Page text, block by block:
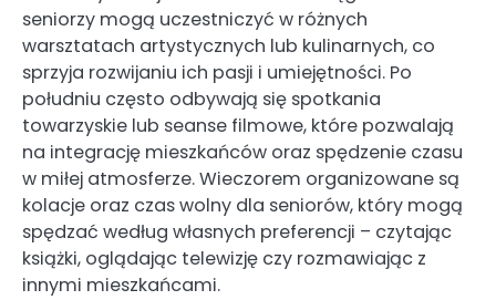
seniorzy mogą uczestniczyć w różnych
warsztatach artystycznych lub kulinarnych, co
sprzyja rozwijaniu ich pasji i umiejętności. Po
południu często odbywają się spotkania
towarzyskie lub seanse filmowe, które pozwalają
na integrację mieszkańców oraz spędzenie czasu
w miłej atmosferze. Wieczorem organizowane są
kolacje oraz czas wolny dla seniorów, który mogą
spędzać według własnych preferencji – czytając
książki, oglądając telewizję czy rozmawiając z
innymi mieszkańcami.